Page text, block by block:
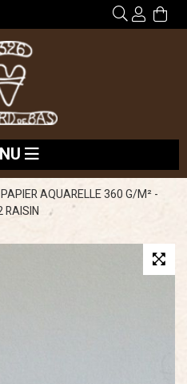
AQUARELLE 360 G/M² -
RAISIN